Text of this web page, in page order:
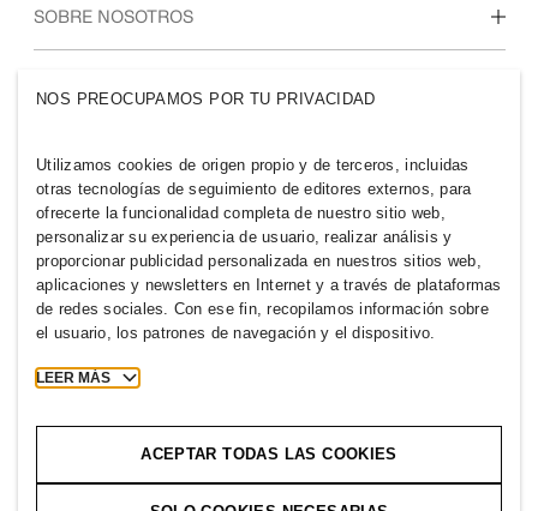
Nuestra cultura y beneficios
SOBRE NOSOTROS
Sostenibilidad
SPAIN
Prensa Políticas y privacidad
Cookies
NOS PREOCUPAMOS POR TU PRIVACIDAD
Utilizamos cookies de origen propio y de terceros, incluidas
otras tecnologías de seguimiento de editores externos, para
ofrecerte la funcionalidad completa de nuestro sitio web,
personalizar su experiencia de usuario, realizar análisis y
proporcionar publicidad personalizada en nuestros sitios web,
aplicaciones y newsletters en Internet y a través de plataformas
de redes sociales. Con ese fin, recopilamos información sobre
el usuario, los patrones de navegación y el dispositivo.
LEER MÁS
ACEPTAR TODAS LAS COOKIES